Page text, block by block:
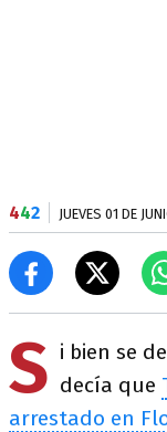
442 JUEVES 01 DE
S i bien se
decía que
arrestado en